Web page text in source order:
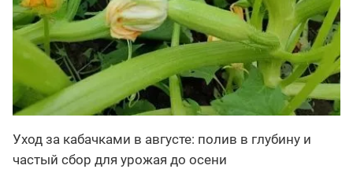
Уход за кабачками в августе: полив в глубину и
частый сбор для урожая до осени